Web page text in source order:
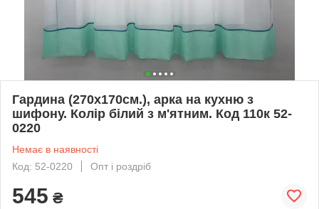
Гардина (270х170см.), арка на кухню з
шифону. Колір білий з м'ятним. Код 110к 52-
0220
Немає в наявності
Код: 52-0220
Опт і роздріб
545 ₴